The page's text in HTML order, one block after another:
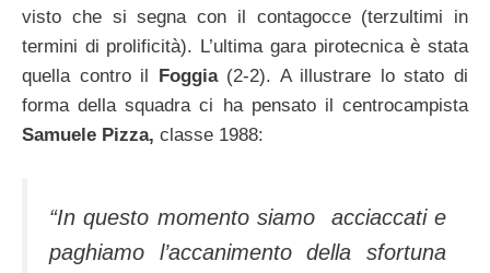
visto che si segna con il contagocce (terzultimi in
termini di prolificità). L’ultima gara pirotecnica è stata
quella contro il
Foggia (2-2). A illustrare lo stato di
forma della squadra ci ha pensato il centrocampista
Samuele Pizza, classe 1988:
“In questo momento siamo acciaccati e
paghiamo l’accanimento della sfortuna